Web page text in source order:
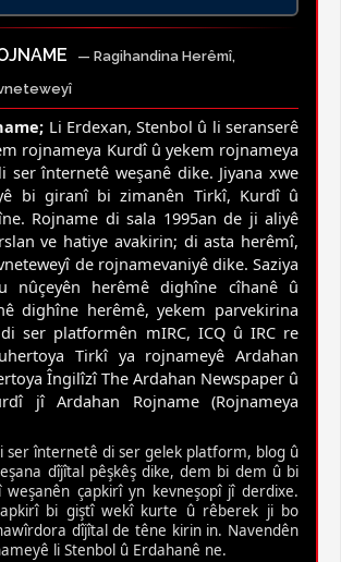
— Ragihandina Herêmî,
Li Erdexan, Stenbol û li seranserê
rojnameya Kurdî û yekem rojnameya
înternetê weşanê dike. Jiyana xwe
bi giranî bi zimanên Tirkî, Kurdî û
Rojname di sala 1995an de ji aliyê
ve hatiye avakirin; di asta herêmî,
de rojnamevaniyê dike. Saziya
nûçeyên herêmê dighîne cîhanê û
dighîne herêmê, yekem parvekirina
ser platformên mIRC, ICQ û IRC re
Tirkî ya rojnameyê Ardahan
Îngilîzî The Ardahan Newspaper û
jî Ardahan Rojname (Rojnameya
ser înternetê di ser gelek platform, blog û
dîjîtal pêşkêş dike, dem bi dem û bi
weşanên çapkirî yn kevneşopî jî derdixe.
bi giştî wekî kurte û rêberek ji bo
dîjîtal de têne kirin in. Navendên
li Stenbol û Erdahanê ne.